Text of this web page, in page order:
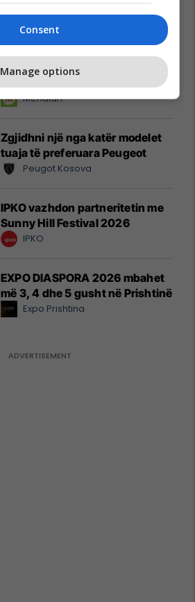
Reklamo këtu
gërvishtëse plotësisht digjitale
instant!Meridian
Zgjidhni një nga katër modelet
tuaja të preferuara Peugeot
Peugot Kosova
IPKO vazhdon partneritetin me
Sunny Hill Festival 2026
IPKO
EXPO DIASPORA 2026 mbahet
më 3, 4 dhe 5 gusht në Prishtinë
Expo Prishtina
Consent
Manage options